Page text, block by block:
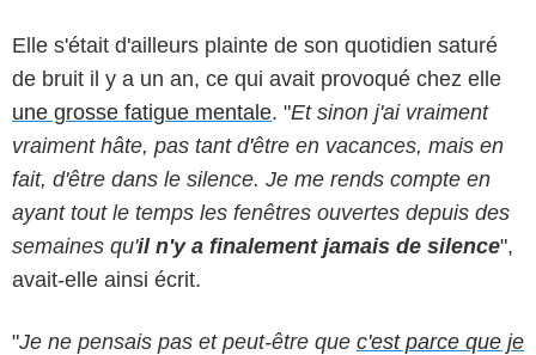
Elle s'était d'ailleurs plainte de son quotidien saturé
de bruit il y a un an, ce qui avait provoqué chez elle
une grosse fatigue mentale. "Et sinon j'ai vraiment
vraiment hâte, pas tant d'être en vacances, mais en
fait, d'être dans le silence. Je me rends compte en
ayant tout le temps les fenêtres ouvertes depuis des
semaines qu'il n'y a finalement jamais de silence",
avait-elle ainsi écrit.
"Je ne pensais pas et peut-être que c'est parce que je